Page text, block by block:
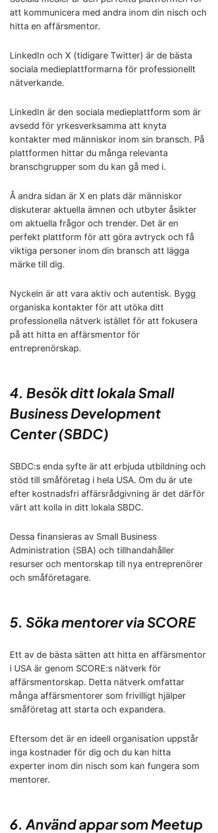
att kommunicera med andra inom din nisch och
hitta en affärsmentor.
LinkedIn och X (tidigare Twitter) är de bästa
sociala medieplattformarna för professionellt
nätverkande.
LinkedIn är den sociala medieplattform som är
avsedd för yrkesverksamma att knyta
kontakter med människor inom sin bransch. På
plattformen hittar du många relevanta
branschgrupper som du kan gå med i.
Å andra sidan är X en plats där människor
diskuterar aktuella ämnen och utbyter åsikter
om aktuella frågor och trender. Det är en
perfekt plattform för att göra avtryck och få
viktiga personer inom din bransch att lägga
märke till dig.
Nyckeln är att vara aktiv och autentisk. Bygg
organiska kontakter för att utöka ditt
professionella nätverk istället för att fokusera
på att hitta en affärsmentor för
entreprenörskap.
4. Besök ditt lokala Small
Business Development
Center (SBDC)
SBDC:s enda syfte är att erbjuda utbildning och
stöd till småföretag i hela USA. Om du är ute
efter kostnadsfri affärsrådgivning är det därför
värt att kolla in ditt lokala SBDC.
Dessa finansieras av Small Business
Administration (SBA) och tillhandahåller
resurser och mentorskap till nya entreprenörer
och småföretagare.
5. Söka mentorer via SCORE
Ett av de bästa sätten att hitta en affärsmentor
i USA är genom SCORE:s nätverk för
affärsmentorskap. Detta nätverk omfattar
många affärsmentorer som frivilligt hjälper
småföretag att starta och expandera.
Eftersom det är en ideell organisation uppstår
inga kostnader för dig och du kan hitta
experter inom din nisch som kan fungera som
mentorer.
6. Använd appar som Meetup